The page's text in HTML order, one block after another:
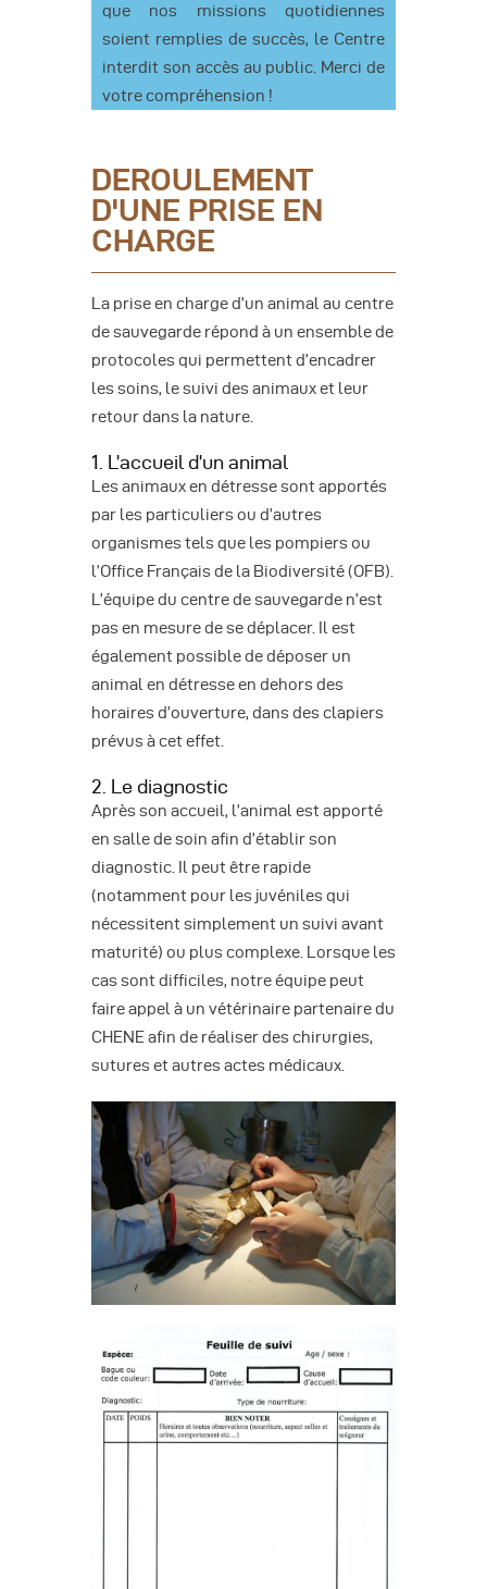
que nos missions quotidiennes
soient remplies de succès, le Centre
interdit son accès au public. Merci de
votre compréhension !
DEROULEMENT
D'UNE PRISE EN
CHARGE
La prise en charge d’un animal au centre
de sauvegarde répond à un ensemble de
protocoles qui permettent d’encadrer
les soins, le suivi des animaux et leur
retour dans la nature.
1. L’accueil d’un animal
Les animaux en détresse sont apportés
par les particuliers ou d’autres
organismes tels que les pompiers ou
l’Office Français de la Biodiversité (OFB).
L’équipe du centre de sauvegarde n’est
pas en mesure de se déplacer. Il est
également possible de déposer un
animal en détresse en dehors des
horaires d’ouverture, dans des clapiers
prévus à cet effet.
2. Le diagnostic
Après son accueil, l’animal est apporté
en salle de soin afin d’établir son
diagnostic. Il peut être rapide
(notamment pour les juvéniles qui
nécessitent simplement un suivi avant
maturité) ou plus complexe. Lorsque les
cas sont difficiles, notre équipe peut
faire appel à un vétérinaire partenaire du
CHENE afin de réaliser des chirurgies,
sutures et autres actes médicaux.